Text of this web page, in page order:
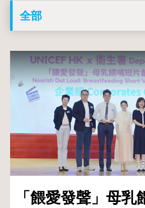
「餵愛發聲」母乳